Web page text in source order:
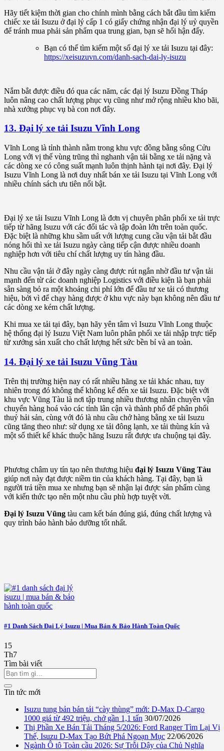
Hãy tiết kiệm thời gian cho chính mình bằng cách bắt đầu tìm kiếm
chiếc xe tải Isuzu ở đại lý cấp 1 có giấy chứng nhận đại lý uỷ quyền
để tránh mua phải sản phẩm qua trung gian, bạn sẽ hối hận đấy.
Bạn có thể tìm kiếm một số đại lý xe tải Isuzu tại đây:
https://xeisuzuvn.com/danh-sach-dai-ly-isuzu
Nắm bắt được điều đó qua các năm, các đại lý Isuzu Đồng Tháp
luôn nâng cao chất lượng phục vụ cũng như mở rộng nhiều kho bãi,
nhà xưởng phục vụ bà con nơi đây.
13. Đại lý xe tải Isuzu Vĩnh Long
Vĩnh Long là tỉnh thành nằm trong khu vực đồng bằng sông Cửu
Long với vị thế vùng trũng thì nghanh vận tải bằng xe tải nặng và
các dòng xe có công suất mạnh luôn thịnh hành tại nơi đây. Đại lý
Isuzu Vĩnh Long là nơi duy nhất bán xe tải Isuzu tại Vĩnh Long với
nhiều chính sách ưu tiên nổi bật.
Đại lý xe tải Isuzu Vĩnh Long là đơn vị chuyên phân phối xe tải trực
tiếp từ hãng Isuzu với các đối tác và tập đoàn lớn trên toàn quốc.
Đặc biệt là những khu sầm uất với lượng cung cầu vận tải bắt đầu
nóng hổi thì xe tải Isuzu ngày càng tiếp cận được nhiều doanh
nghiệp hơn với tiêu chí chất lượng uy tín hàng đầu.
Nhu cầu vận tải ở đây ngày càng được rút ngắn nhờ đầu tư vận tải
mạnh đến từ các doanh nghiệp Logistics với điều kiện là bạn phải
sẵn sàng bỏ ra một khoảng chi phí lớn để đầu tư xe tải có thương
hiệu, bởi vì để chạy hàng được ở khu vực này bạn không nên đầu tư
các dòng xe kém chất lượng.
Khi mua xe tải tại đây, bạn hãy yên tâm vì Isuzu Vĩnh Long thuộc
hệ thống đại lý Isuzu Việt Nam luôn phân phối xe tải nhập trực tiếp
từ xưởng sản xuất cho chất lượng hết sức bền bỉ và an toàn.
14. Đại lý xe tải Isuzu Vũng Tàu
Trên thị trường hiện nay có rất nhiều hãng xe tải khác nhau, tuy
nhiên trong đó không thể không kể đến xe tải Isuzu. Đặc biệt với
khu vực Vũng Tàu là nơi tập trung nhiều thương nhân chuyên vận
chuyển hàng hoá vào các tỉnh lân cận và thành phố để phân phối
thuỷ hải sản, cùng với đó là nhu cầu chở hàng bằng xe tải Isuzu
cũng tăng theo như: sử dụng xe tải đông lạnh, xe tải thùng kín và
một số thiết kế khác thuộc hãng Isuzu rất được ưa chuộng tại đây.
Phương châm uy tín tạo nên thương hiệu đại lý Isuzu Vũng Tàu
giúp nơi này đạt được niềm tin của khách hàng. Tại đây, bạn là
người trả tiền mua xe nhưng bạn sẽ nhận lại được sản phẩm cùng
với kiến thức tạo nên một nhu cầu phù hợp tuyệt vời.
Đại lý Isuzu Vũng tàu cam kết bán đúng giá, đúng chất lượng và
quy trình bảo hành bảo dưỡng tốt nhất.
#1 Danh Sách Đại Lý Isuzu | Mua Bán & Bảo Hành Toàn Quốc
15
Th7
Tìm bài viết
Tin tức mới
Isuzu tung bản bán tải “cày thùng” mới: D-Max D-Cargo
1000 giá từ 492 triệu, chở gần 1,1 tấn 30/07/2026
Thị Phần Xe Bán Tải Tháng 5/2026: Ford Ranger Tìm Lại Vị
Thế, Isuzu D-Max Tạo Bứt Phá Ngoạn Mục 22/06/2026
Ngành Ô tô Toàn cầu 2026: Sự Trỗi Dậy của Chủ Nghĩa